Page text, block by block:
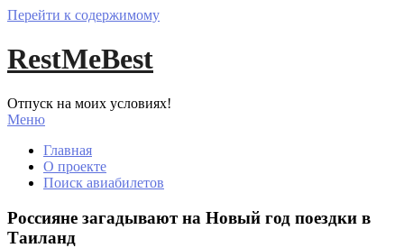
Перейти к содержимому
RestMeBest
Отпуск на моих условиях!
Меню
Главная
О проекте
Поиск авиабилетов
Россияне загадывают на Новый год поездки в
Таиланд